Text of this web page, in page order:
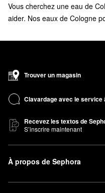
Vous cherchez une eau de
aider. Nos eaux de Cologne
originales
Trouver un magasin
Clavardage avec le service
Recevez les textos de
S’inscrire maintenant
À propos de Sephora